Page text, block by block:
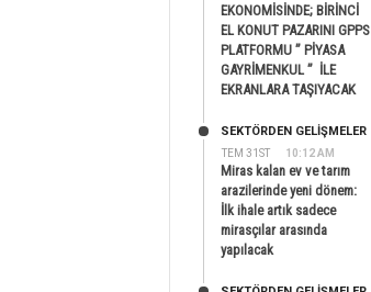
EKONOMİSİNDE; BİRİNCİ
EL KONUT PAZARINI GPPS
PLATFORMU ” PİYASA
GAYRİMENKUL ” İLE
EKRANLARA TAŞIYACAK
TEM 31ST 10:12 AM
SEKTÖRDEN GELIŞMELER
Miras kalan ev ve tarım
arazilerinde yeni dönem:
İlk ihale artık sadece
mirasçılar arasında
yapılacak